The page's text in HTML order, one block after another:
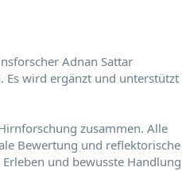
Adnan Sattar
Es wird ergänzt und unterstützt
zusammen. Alle
Bewertung und reflektorische
und bewusste Handlung